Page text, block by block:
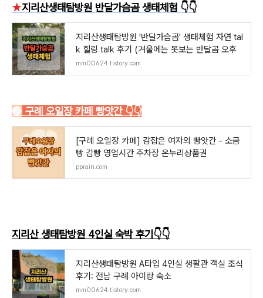
★지리산생태탐방원 반달가슴곰 생태체험 👇👇
지리산생태탐방원 '반달가슴곰' 생태체험 자연 tal
k 힐링 talk 후기 (겨울에는 못보는 반달곰 오후
mm00624.tistory.com
🟢 구례 오일장 카페 빵앗간 👇👇
[구례 오일장 카페] 감잡은 여자의 빵앗간 - 소금
빵 감빵 영업시간 주차장 온누리상품권
pprain.com
지리산 생태탐방원 4인실 숙박 후기👇👇
지리산생태탐방원 A타입 4인실 생활관 객실 조식
후기: 전남 구례 아이랑 숙소
mm00624.tistory.com